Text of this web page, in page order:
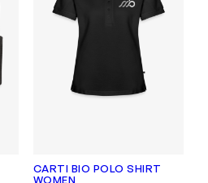
CARTI BIO POLO SHIRT
WOMEN